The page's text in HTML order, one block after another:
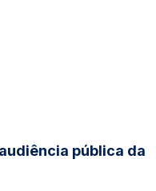
pública da